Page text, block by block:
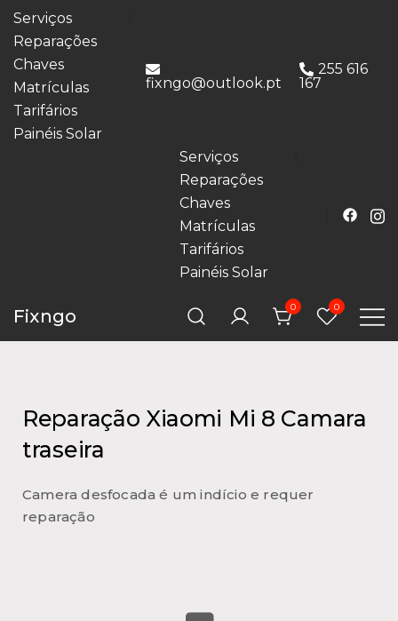
Serviços
Reparações
Chaves
Matrículas
Tarifários
Painéis Solar
fixngo@outlook.pt
255 616
167
Serviços
Reparações
Chaves
Matrículas
Tarifários
Painéis Solar
Fixngo 0 0
Reparação Xiaomi Mi 8 Camara
traseira
Camera desfocada é um indício e requer
reparação